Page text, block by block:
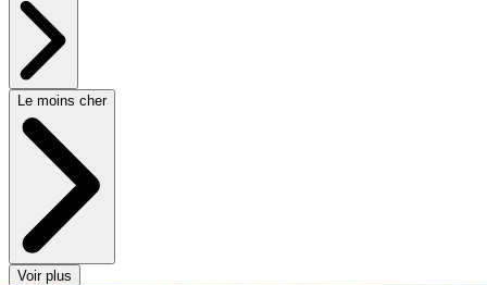
Le moins cher
Voir plus